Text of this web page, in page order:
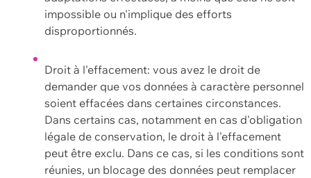
impossible ou n'implique des efforts
disproportionnés.
Droit à l'effacement: vous avez le droit de
demander que vos données à caractère personnel
soient effacées dans certaines circonstances.
Dans certains cas, notamment en cas d'obligation
légale de conservation, le droit à l'effacement
peut être exclu. Dans ce cas, si les conditions sont
réunies, un blocage des données peut remplacer